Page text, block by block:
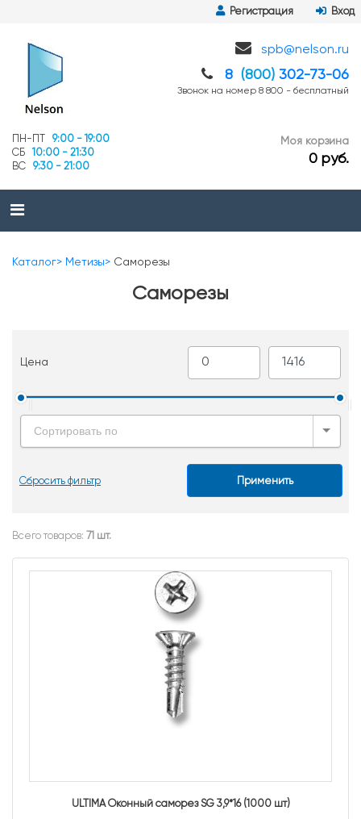
Регистрация Вход
spb@nelson.ru
8 (800) 302-73-06
Звонок на номер 8 800 - бесплатный
ПН-ПТ
9:00 - 19:00
СБ
10:00 - 21:30
ВС
9:30 - 21:00
Моя корзина
0 руб.
Каталог Метизы Саморезы
Саморезы
Цена
Сортировать по
Сбросить фильтр Применить
Всего товаров: 71 шт.
ULTIMA Оконный саморез SG 3,9*16 (1000 шт)